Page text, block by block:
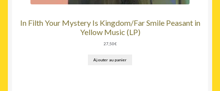
In Filth Your Mystery Is Kingdom/Far Smile Peasant in
Yellow Music (LP)
27,50€
Ajouter au panier